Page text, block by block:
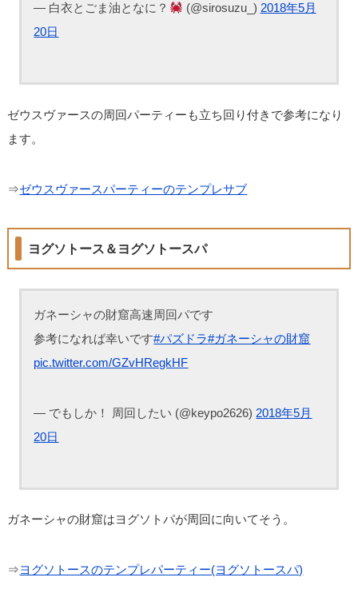
— 白衣とごま油となに？ (@sirosuzu_) 2018年5月
20日
ゼウスヴァースの周回パーティーも立ち回り付きで参考になり
ます。
⇒ゼウスヴァースパーティーのテンプレサブ
ヨグソトース＆ヨグソトースパ
ガネーシャの財窟高速周回パです
参考になれば幸いです#パズドラ#ガネーシャの財窟
pic.twitter.com/GZvHRegkHF
— でもしか！ 周回したい (@keypo2626) 2018年5月
20日
ガネーシャの財窟はヨグソトパが周回に向いてそう。
⇒ヨグソトースのテンプレパーティー(ヨグソトースパ)